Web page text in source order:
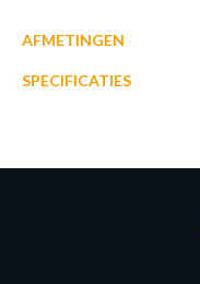
AFMETINGEN
SPECIFICATIES